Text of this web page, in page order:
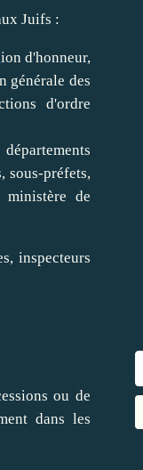
Juifs :
d'honneur,
générale des
d'ordre
sous-préfets,
ministère de
inspecteurs
ou de
dans les